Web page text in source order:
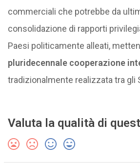
commerciali che potrebbe da
consolidazione di rapporti
Paesi politicamente alleati,
pluridecennale cooperazione
tradizionalmente realizzata tra gli
Valuta la qualità di